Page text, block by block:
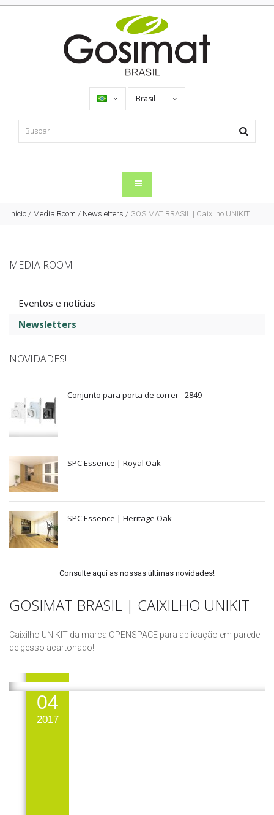
Brasil
Início / Media Room / Newsletters / GOSIMAT BRASIL | Caixilho UNIKIT
MEDIA ROOM
Eventos e notícias
Newsletters
NOVIDADES!
Conjunto para porta de correr - 2849
SPC Essence | Royal Oak
SPC Essence | Heritage Oak
Consulte aqui as nossas últimas novidades!
GOSIMAT BRASIL | CAIXILHO UNIKIT
Caixilho UNIKIT da marca OPENSPACE para aplicação em parede
de gesso acartonado!